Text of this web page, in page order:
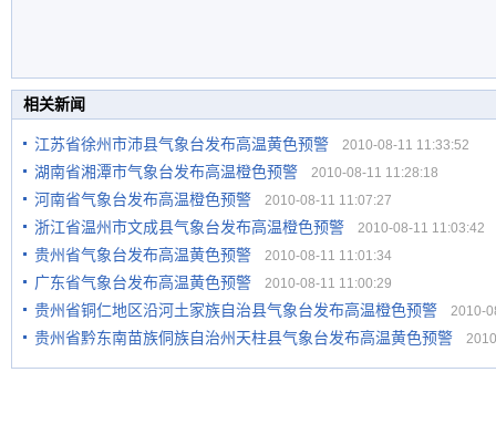
相关新闻
江苏省徐州市沛县气象台发布高温黄色预警 2010-08-11 11:33:52
湖南省湘潭市气象台发布高温橙色预警 2010-08-11 11:28:18
河南省气象台发布高温橙色预警 2010-08-11 11:07:27
浙江省温州市文成县气象台发布高温橙色预警 2010-08-11 11:03:42
贵州省气象台发布高温黄色预警 2010-08-11 11:01:34
广东省气象台发布高温黄色预警 2010-08-11 11:00:29
贵州省铜仁地区沿河土家族自治县气象台发布高温橙色预警 2010-
贵州省黔东南苗族侗族自治州天柱县气象台发布高温黄色预警